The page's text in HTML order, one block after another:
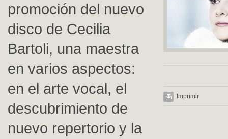
Imprimir
promoción del nuevo
disco de Cecilia
Bartoli, una maestra
en varios aspectos:
en el arte vocal, el
descubrimiento de
nuevo repertorio y la